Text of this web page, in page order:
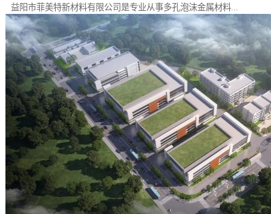
益阳市菲美特新材料有限公司是专业从事多孔泡沫金属材料...